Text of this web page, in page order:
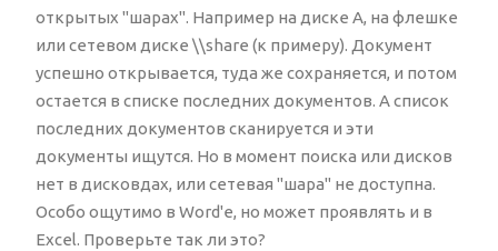
открытых "шарах". Например на диске А, на флешке
или сетевом диске \\share (к примеру). Документ
успешно открывается, туда же сохраняется, и потом
остается в списке последних документов. А список
последних документов сканируется и эти
документы ищутся. Но в момент поиска или дисков
нет в дисковдах, или сетевая "шара" не доступна.
Особо ощутимо в Word'е, но может проявлять и в
Excel. Проверьте так ли это?